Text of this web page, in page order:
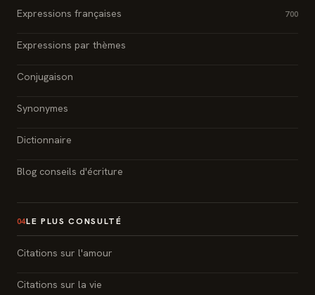
Expressions françaises 700
Expressions par thèmes
Conjugaison
Synonymes
Dictionnaire
Blog conseils d'écriture
04LE PLUS CONSULTÉ
Citations sur l'amour
Citations sur la vie